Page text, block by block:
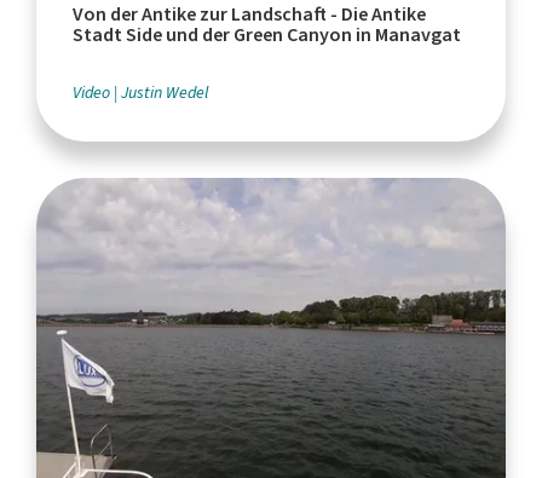
Von der Antike zur Landschaft - Die Antike
Stadt Side und der Green Canyon in Manavgat
Video Justin Wedel